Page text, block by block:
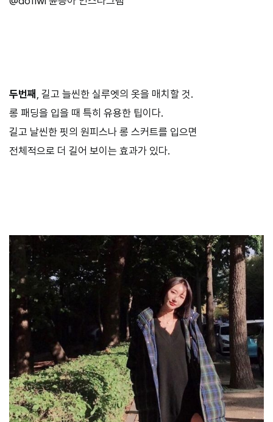
두번째 , 길고 늘씬한 실루엣의 옷을 매치할 것.
롱 패딩을 입을 때 특히 유용한 팁이다.
길고 날씬한 핏의 원피스나 롱 스커트를 입으면
전체적으로 더 길어 보이는 효과가 있다.